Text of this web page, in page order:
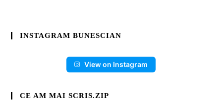
INSTAGRAM BUNESCIAN
View on Instagram
CE AM MAI SCRIS.ZIP